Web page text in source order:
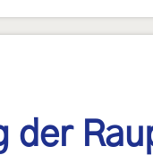
der